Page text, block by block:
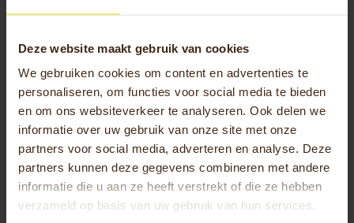
Deze website maakt gebruik van cookies
We gebruiken cookies om content en advertenties te
personaliseren, om functies voor social media te bieden
en om ons websiteverkeer te analyseren. Ook delen we
informatie over uw gebruik van onze site met onze
partners voor social media, adverteren en analyse. Deze
partners kunnen deze gegevens combineren met andere
informatie die u aan ze heeft verstrekt of die ze hebben
verzameld op basis van uw gebruik van hun services.
ergonomisch zadelmet goede
ondersteuning is cruciaal voor comfort tijdens
lange ritten. Het zadel moet breed genoeg zijn en
de juiste hardheid hebben om drukplekken te
voorkomen. De zithoogte en -positie moeten
perfect zijn afgesteld op jouw lichaamsbouw.
Een verstelbare stuurpositie en een goed
versnellingssysteem maken lange afstanden veel
aangenamer. Met voldoende versnellingen kun je